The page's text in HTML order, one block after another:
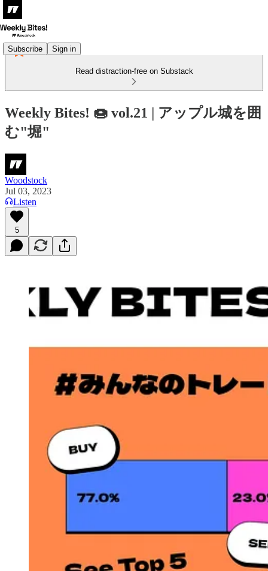
Subscribe Sign in
Read distraction-free on Substack
Weekly Bites! 🍩 vol.21 | アップル城を囲
む"堀"
Woodstock
Jul 03, 2023
Listen
5